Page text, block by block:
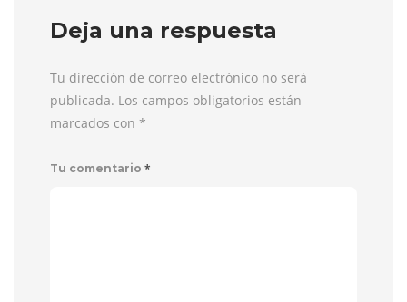
Deja una respuesta
Tu dirección de correo electrónico no será
publicada. Los campos obligatorios están
marcados con *
Tu comentario *